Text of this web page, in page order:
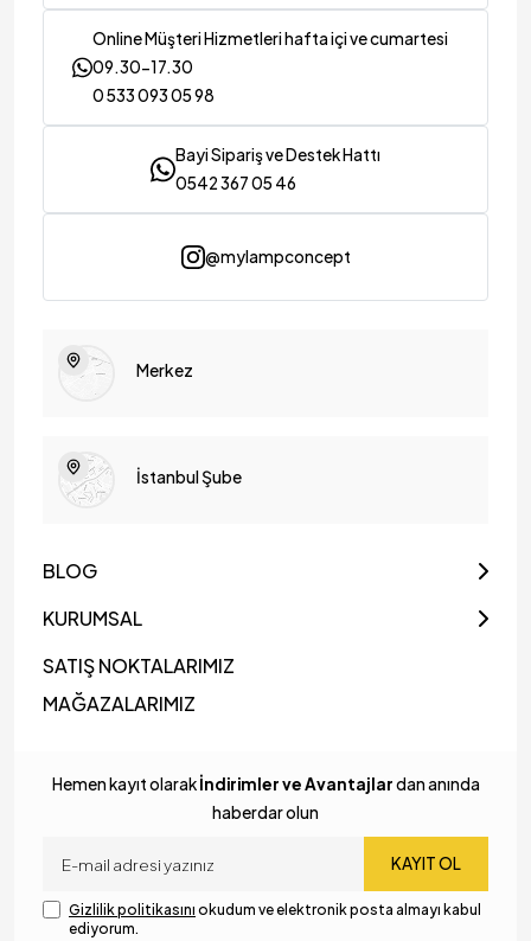
Online Müşteri Hizmetleri hafta içi ve cumartesi
09.30-17.30
0 533 093 05 98
Bayi Sipariş ve Destek Hattı
0542 367 05 46
@mylampconcept
Merkez
İstanbul Şube
BLOG
KURUMSAL
SATIŞ NOKTALARIMIZ
MAĞAZALARIMIZ
Hemen kayıt olarakİndirimler ve Avantajlardan anında
haberdar olun
KAYIT OL
Gizlilik politikasını okudum ve elektronik posta almayı kabul
ediyorum.